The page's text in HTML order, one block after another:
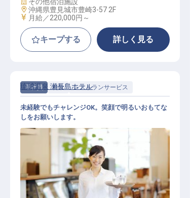
勤務地
沖縄県豊見城市豊崎3-57 2F
給与
月給／220,000円～
キープする 詳しく見る
正社員 料飲 レストランサービス
琉球温泉 瀬長島ホテル
未経験でもチャレンジOK。笑顔で明るいおもてな
しをお願いします。